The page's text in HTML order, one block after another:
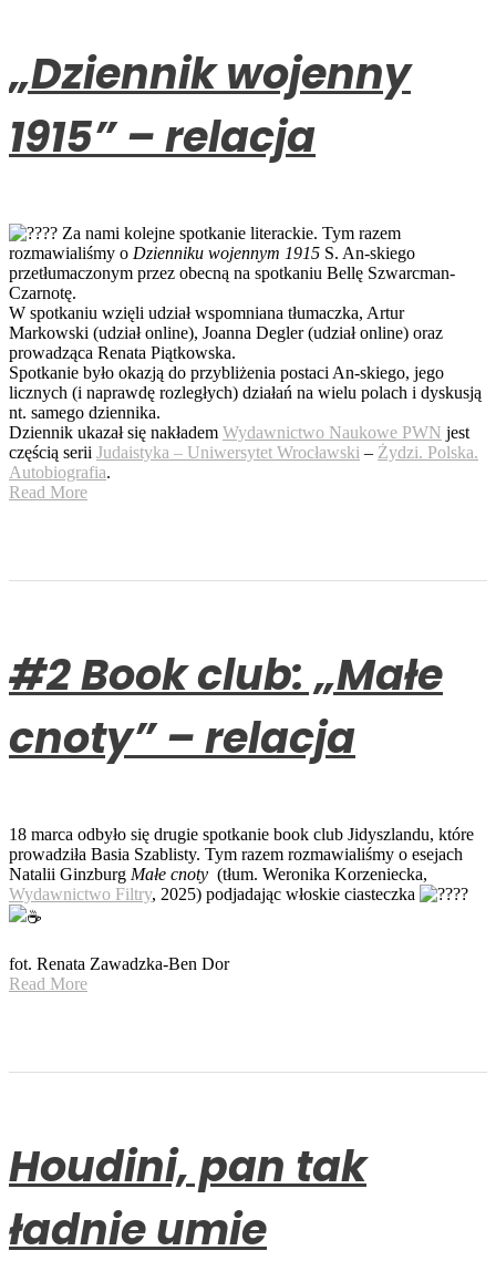
„Dziennik wojenny
1915” – relacja
Za nami kolejne spotkanie literackie. Tym razem
rozmawialiśmy o Dzienniku wojennym 1915 S. An-skiego
przetłumaczonym przez obecną na spotkaniu Bellę Szwarcman-
Czarnotę.
W spotkaniu wzięli udział wspomniana tłumaczka, Artur
Markowski (udział online), Joanna Degler (udział online) oraz
prowadząca Renata Piątkowska.
Spotkanie było okazją do przybliżenia postaci An-skiego, jego
licznych (i naprawdę rozległych) działań na wielu polach i dyskusją
nt. samego dziennika.
Dziennik ukazał się nakładem Wydawnictwo Naukowe PWN jest
częścią serii Judaistyka – Uniwersytet Wrocławski – Żydzi. Polska.
Autobiografia.
Read More
#2 Book club: „Małe
cnoty” – relacja
18 marca odbyło się drugie spotkanie book club Jidyszlandu, które
prowadziła Basia Szablisty. Tym razem rozmawialiśmy o esejach
Natalii Ginzburg Małe cnoty (tłum. Weronika Korzeniecka,
Wydawnictwo Filtry, 2025) podjadając włoskie ciasteczka
fot. Renata Zawadzka-Ben Dor
Read More
Houdini, pan tak
ładnie umie